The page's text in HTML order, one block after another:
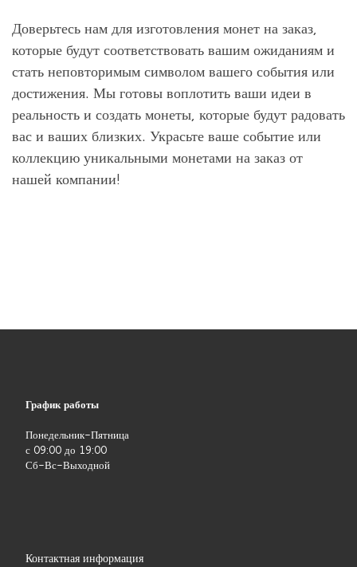
Доверьтесь нам для изготовления монет на заказ,
которые будут соответствовать вашим ожиданиям и
стать неповторимым символом вашего события или
достижения. Мы готовы воплотить ваши идеи в
реальность и создать монеты, которые будут радовать
вас и ваших близких. Украсьте ваше событие или
коллекцию уникальными монетами на заказ от
нашей компании!
График работы
Понедельник-Пятница
с 09:00 до 19:00
Сб-Вс-Выходной
Контактная информация